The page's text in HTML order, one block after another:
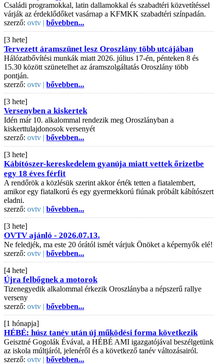
Családi programokkal, latin dallamokkal és szabadtéri közvetítéssel
várják az érdeklődőket vasárnap a KFMKK szabadtéri színpadán.
szerző: ovtv | bővebben...
[3 hete]
Tervezett áramszünet lesz Oroszlány több utcájában
Hálózatbővítési munkák miatt 2026. július 17-én, pénteken 8 és
15.30 között szünetelhet az áramszolgáltatás Oroszlány több
pontján.
szerző: ovtv | bővebben...
[3 hete]
Versenyben a kiskertek
Idén már 10. alkalommal rendezik meg Oroszlányban a
kiskerttulajdonosok versenyét
szerző: ovtv | bővebben...
[3 hete]
Kábítószer-kereskedelem gyanúja miatt vettek őrizetbe
egy 18 éves férfit
A rendőrök a közlésük szerint akkor érték tetten a fiatalembert,
amikor egy fiatalkorú és egy gyermekkorú fiúnak próbált kábítószert
eladni.
szerző: ovtv | bővebben...
[3 hete]
OVTV ajánló - 2026.07.13.
Ne feledjék, ma este 20 órától ismét várjuk Önöket a képernyők elé!
szerző: ovtv | bővebben...
[4 hete]
Újra felbőgnek a motorok
Tizenegyedik alkalommal érkezik Oroszlányba a népszerű rallye
verseny
szerző: ovtv | bővebben...
[1 hónapja]
HÉBÉ: húsz tanév után új működési forma következik
Geisztné Gogolák Évával, a HÉBÉ AMI igazgatójával beszélgetünk
az iskola múltjáról, jelenéről és a következő tanév változásairól.
szerző: ovtv | bővebben...